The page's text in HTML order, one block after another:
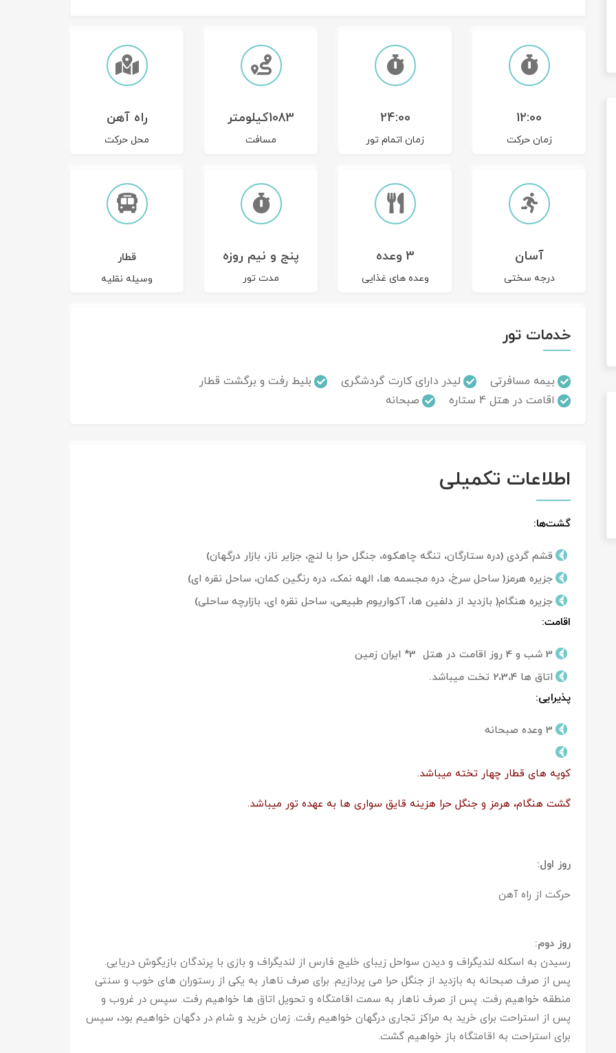
12:00
زمان حرکت
24:00
زمان اتمام تور
1083کیلومتر
مسافت
راه آهن
محل حرکت
آسان
درجه سختی
3 وعده
وعده های غذایی
پنج و نیم روزه
مدت تور
قطار
وسیله نقلیه
خدمات تور
بیمه مسافرتی لیدر دارای کارت گردشگری
بلیط رفت و برگشت قطار
اقامت در هتل 4 ستاره
صبحانه
اطلاعات تکمیلی
گشت‌ها:
قشم گردی (دره ستارگان، تنگه چاهکوه، جنگل حرا با لنج، جزایر ناز، بازار درگهان)
جزیره هرمز( ساحل سرخ، دره مجسمه ها، الهه نمک، دره رنگین کمان، ساحل نقره ای)
جزیره هنگام( بازدید از دلفین ها، آکواریوم طبیعی، ساحل نقره ای، بازارچه ساحلی)
اقامت:
3 شب و 4 روز اقامت در هتل 3* ایران زمین
اتاق ها 2،3،4 تخت میباشد.
پذیرایی:
3 وعده صبحانه
کوپه های قطار چهار تخته میباشد.
گشت هنگام، هرمز و جنگل حرا هزینه قایق سواری ها به عهده تور میباشد.
روز اول:
حرکت از راه آهن
روز دوم:
رسیدن به اسکله لندیگراف و دیدن سواحل زیبای خلیج فارس از لندیگراف و بازی با پرندگان بازیگوش دریایی.
پس از صرف صبحانه به بازدید از جنگل حرا می پردازیم. برای صرف ناهار به یکی از رستوران های خوب و سنتی
منطقه خواهیم رفت. پس از صرف ناهار به سمت اقامتگاه و تحویل اتاق ها خواهیم رفت. سپس در غروب و
پس از استراحت برای خرید به مراکز تجاری درگهان خواهیم رفت. زمان خرید و شام در دگهان خواهیم بود، سپس
برای استراحت به اقامتگاه باز خواهیم گشت.